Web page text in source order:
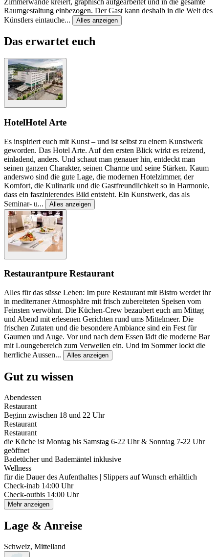
Raumgestaltung einbezogen. Der Gast kann deshalb in die Welt des
Künstlers eintauche... Alles anzeigen
Das erwartet euch
HotelHotel Arte
Es inspiriert euch mit Kunst – und ist selbst zu einem Kunstwerk
geworden. Das Hotel Arte. Auf den ersten Blick wirkt es reizend,
einladend, anders. Und schaut man genauer hin, entdeckt man
seinen ganzen Charakter, seinen Charme und seine Stärken. Kaum
anderswo sind die gute Lage, die modernen Hotelzimmer, der
Komfort, die Kulinarik und die Gastfreundlichkeit so in Harmonie,
dass ein faszinierendes Bild entsteht. Ein Kunstwerk, das als
Seminar- u... Alles anzeigen
Restaurantpure Restaurant
Alles für das süsse Leben: Im pure Restaurant mit Bistro werdet ihr
in mediterraner Atmosphäre mit frisch zubereiteten Speisen vom
Feinsten verwöhnt. Die Küchen-Crew bezaubert euch am Mittag
und Abend mit erlesenen Gerichten rund ums Mittelmeer. Die
frischen Zutaten und die besondere Ambiance sind ein Fest für
Gaumen und Auge. Vor und nach dem Essen lädt die moderne Bar
mit Loungebereich zum Verweilen ein. Und im Sommer lockt die
herrliche Aussen... Alles anzeigen
Gut zu wissen
Abendessen
Restaurant
Beginn zwischen 18 und 22 Uhr
Restaurant
Restaurant
die Küche ist Montag bis Samstag 6-22 Uhr & Sonntag 7-22 Uhr
geöffnet
Badetücher und Bademäntel inklusive
Wellness
für die Dauer des Aufenthaltes | Slippers auf Wunsch erhältlich
Check-inab 14:00 Uhr
Check-outbis 14:00 Uhr
Mehr anzeigen
Lage & Anreise
Schweiz, Mittelland